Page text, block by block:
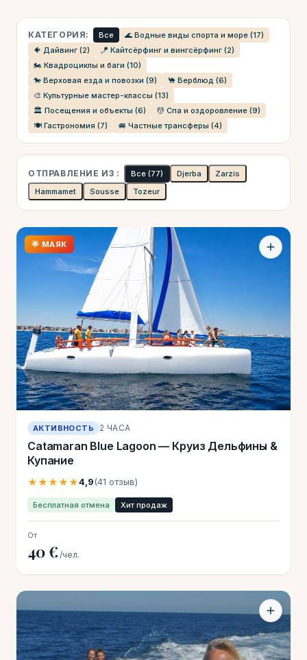
КАТЕГОРИЯ: Все
🌊 Водные виды спорта и море (17)
🐠 Дайвинг (2)
🪁 Кайтсёрфинг и вингсёрфинг (2)
🏍️ Квадроциклы и баги (10)
🐎 Верховая езда и повозки (9)
🐪 Верблюд (6)
🎨 Культурные мастер-классы (13)
🏛️ Посещения и объекты (6)
💆 Спа и оздоровление (9)
🍽️ Гастрономия (7)
🚐 Частные трансферы (4)
ОТПРАВЛЕНИЕ ИЗ : Все (77) Djerba
Zarzis
Hammamet
Sousse Tozeur
🌟 МАЯК
АКТИВНОСТЬ 2 ЧАСА
Catamaran Blue Lagoon — Круиз Дельфины &
Купание
★★★★★4,9(41 отзыв)
Бесплатная отмена Хит продаж
От
40 € /чел.